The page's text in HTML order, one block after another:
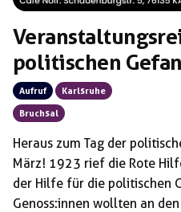
politischen
Aufruf
Karlsruhe
Bruchsal
Heraus zum Tag der
März! 1923 rief die Rote
der Hilfe für die politischen
Genoss:innen wollten an